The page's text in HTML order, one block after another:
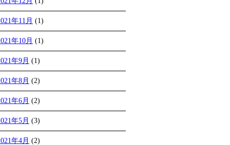
年11月 (1)
年10月 (1)
年9月 (1)
年8月 (2)
年6月 (2)
年5月 (3)
年4月 (2)